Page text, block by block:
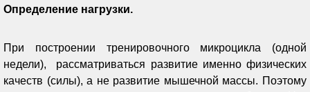
Определение нагрузки.
При построении тренировочного микроцикла (одной
недели), рассматриваться развитие именно физических
качеств (силы), а не развитие мышечной массы. Поэтому